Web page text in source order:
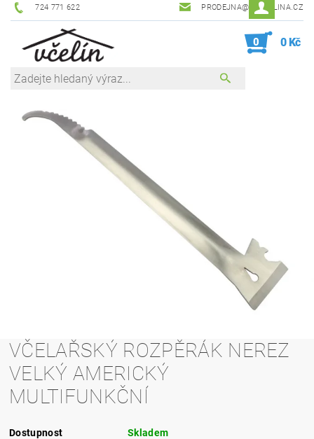
724 771 622 PRODEJNA@ZEVCELINA.CZ
0 0 Kč
VČELAŘSKÝ ROZPĚRÁK NEREZ
VELKÝ AMERICKÝ
MULTIFUNKČNÍ
Dostupnost Skladem